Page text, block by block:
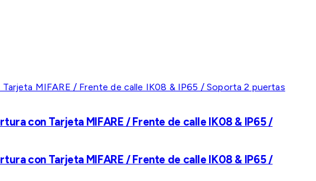
con Tarjeta MIFARE / Frente de calle IK08 & IP65 /
con Tarjeta MIFARE / Frente de calle IK08 & IP65 /